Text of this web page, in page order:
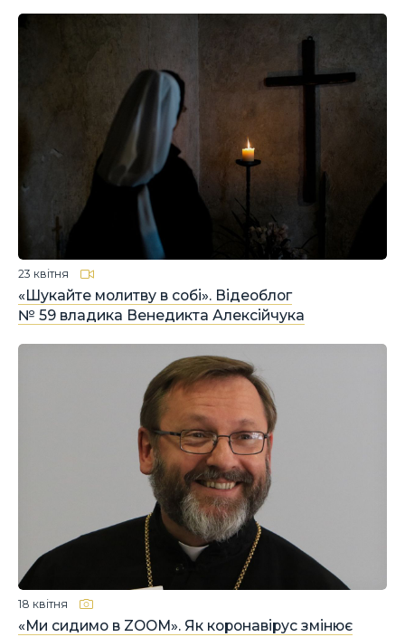
«Шукайте молитву в собі». Відеоблог
№ 59 владика Венедикта Алексійчука
23 квітня
«Ми сидимо в ZOOM». Як коронавірус змінює
18 квітня